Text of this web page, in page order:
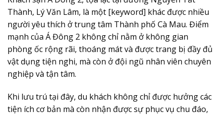
Thành, Lý Văn Lâm, là một [keyword] khác được nhiều
người yêu thích ở trung tâm Thành phố Cà Mau. Điểm
mạnh của Á Đông 2 không chỉ nằm ở không gian
phòng ốc rộng rãi, thoáng mát và được trang bị đầy đủ
vật dụng tiện nghi, mà còn ở đội ngũ nhân viên chuyên
nghiệp và tận tâm.
Khi lưu trú tại đây, du khách không chỉ được hưởng các
tiện ích cơ bản mà còn nhận được sự phục vụ chu đáo,